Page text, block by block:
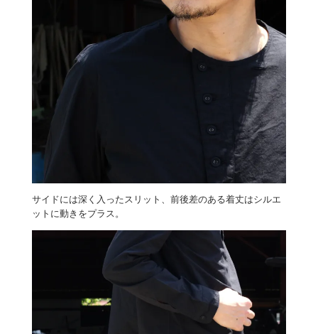
サイドには深く入ったスリット、前後差のある着丈はシルエ
ットに動きをプラス。